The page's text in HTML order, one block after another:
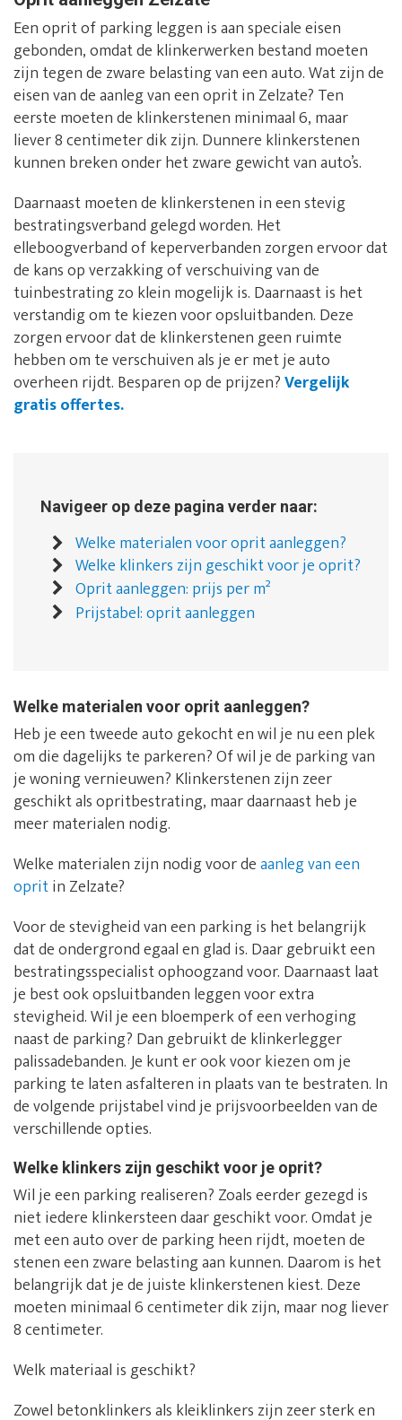
Een oprit of parking leggen is aan speciale eisen
gebonden, omdat de klinkerwerken bestand moeten
zijn tegen de zware belasting van een auto. Wat zijn de
eisen van de aanleg van een oprit in Zelzate? Ten
eerste moeten de klinkerstenen minimaal 6, maar
liever 8 centimeter dik zijn. Dunnere klinkerstenen
kunnen breken onder het zware gewicht van auto’s.
Daarnaast moeten de klinkerstenen in een stevig
bestratingsverband gelegd worden. Het
elleboogverband of keperverbanden zorgen ervoor dat
de kans op verzakking of verschuiving van de
tuinbestrating zo klein mogelijk is. Daarnaast is het
verstandig om te kiezen voor opsluitbanden. Deze
zorgen ervoor dat de klinkerstenen geen ruimte
hebben om te verschuiven als je er met je auto
overheen rijdt. Besparen op de prijzen?Vergelijk
gratis offertes.
Navigeer op deze pagina verder naar:
Welke materialen voor oprit aanleggen?
Welke klinkers zijn geschikt voor je oprit?
Oprit aanleggen: prijs per m²
Prijstabel: oprit aanleggen
Welke materialen voor oprit aanleggen?
Heb je een tweede auto gekocht en wil je nu een plek
om die dagelijks te parkeren? Of wil je de parking van
je woning vernieuwen? Klinkerstenen zijn zeer
geschikt als opritbestrating, maar daarnaast heb je
meer materialen nodig.
Welke materialen zijn nodig voor deaanleg van een
opritin Zelzate?
Voor de stevigheid van een parking is het belangrijk
dat de ondergrond egaal en glad is. Daar gebruikt een
bestratingsspecialist ophoogzand voor. Daarnaast laat
je best ook opsluitbanden leggen voor extra
stevigheid. Wil je een bloemperk of een verhoging
naast de parking? Dan gebruikt de klinkerlegger
palissadebanden. Je kunt er ook voor kiezen om je
parking te laten asfalteren in plaats van te bestraten. In
de volgende prijstabel vind je prijsvoorbeelden van de
verschillende opties.
Welke klinkers zijn geschikt voor je oprit?
Wil je een parking realiseren? Zoals eerder gezegd is
niet iedere klinkersteen daar geschikt voor. Omdat je
met een auto over de parking heen rijdt, moeten de
stenen een zware belasting aan kunnen. Daarom is het
belangrijk dat je de juiste klinkerstenen kiest. Deze
moeten minimaal 6 centimeter dik zijn, maar nog liever
8 centimeter.
Welk materiaal is geschikt?
Zowel betonklinkers als kleiklinkers zijn zeer sterk en